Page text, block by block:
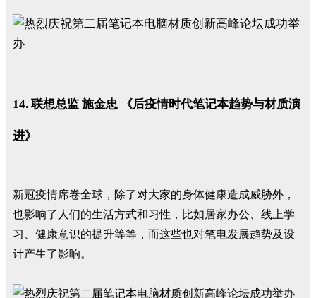
14. 联想总监 施金忠 《后疫情时代笔记本趋势与材质演
进》
新冠疫情席卷全球，除了对大家的身体健康造成威胁外，
也影响了人们的生活方式和习性，比如居家办公、线上学
习、健康意识的提升等等，而这些也对笔电发展趋势及设
计产生了影响。